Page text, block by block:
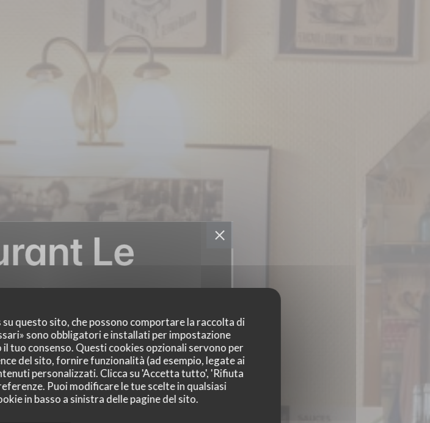
questo sito, che possono comportare la raccolta di
sono obbligatori e installati per impostazione
tuo consenso. Questi cookies opzionali servono per
del sito, fornire funzionalità (ad esempio, legate ai
personalizzati. Clicca su 'Accetta tutto', 'Rifiuta
Puoi modificare le tue scelte in qualsiasi
in basso a sinistra delle pagine del sito.
CÉLESTIN
|PARIS